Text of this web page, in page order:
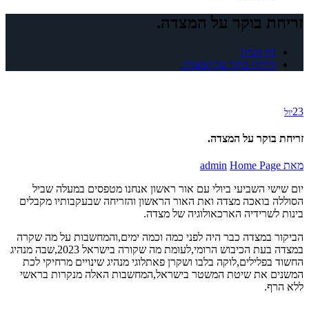
זריחת בוקר על המצדה.
דף הבית
זריחת בוקר על המצדה.
23יול
זריחת בוקר על המצדה.
מאת admin Home Page
יום שישי השביעי ביולי עם אור ראשון אנחנו מטפסים במעלה שביל
הסוללה בואכה מצדה ואת האור הראשון והזריחה שבעקבותיו מקבלים
בינות לשרידיה הארכאולוגיה של מצדה.
הביקור במצדה כבר היה לפני כמה וכמה ימים,והמחשבות על מה שקרה
במצדה בעת הכיבוש הרומי,לעומת מה שקורה בישראל 2023,שבה מנהיג
החשוד בפלילים,לוקה בלבו ושקרן פאתלוגי מנהיג שינויים מרחיקי לכת
המשנים את שיטת המשטר בישראל,המחשבות האלה מנקרות בראשי
ללא הרף.